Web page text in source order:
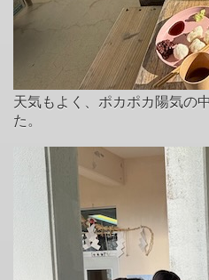
天気もよく、ポカポカ陽気の
た。